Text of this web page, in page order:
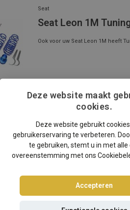
Seat
Seat Leon 1M
Ook voor uw Seat Leon 1M heeft
Seat Leon 1P
Verstelbare schroefset voor uw
Deze website maakt
cookies.
Deze website gebruikt
gebruikerservaring te verbeteren.
te gebruiken, stemt u in met alle
overeenstemming met ons
Accepteren